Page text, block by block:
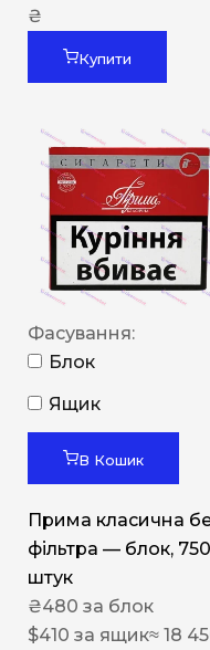
₴
Купити
Фасування:
Блок
Ящик
В Кошик
Прима класична
фільтра — блок, 750
штук
₴480 за блок
$410 за ящик≈ 18